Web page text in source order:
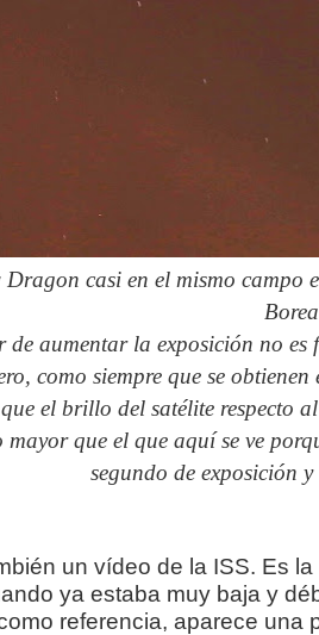
Dragon casi en el mismo campo
de aumentar la exposición no
como siempre que se
el brillo del satélite respecto
mayor que el que aquí se ve
segundo de exposición
un vídeo de la ISS. Es
ya estaba muy baja y
referencia, aparece una